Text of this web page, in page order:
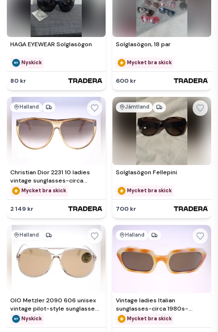
HAGA EYEWEAR Solglasögon
Nyskick
80 kr
Solglasögon, 18 par
Mycket bra skick
600 kr
Halland
Christian Dior 2231 10 ladies
vintage sunglasses-circa
1980s-Made in Germany-30g
Mycket bra skick
2 149 kr
Jämtland
Solglasögon Fellepini
Mycket bra skick
700 kr
Halland
OIO Metzler 2090 606 unisex
vintage pilot-style sunglasses
with Zeiss lenses-NEW
Nyskick
Halland
Vintage ladies Italian
sunglasses-circa 1980s-
Weight 44g-FREE postage
Sweden
Mycket bra skick